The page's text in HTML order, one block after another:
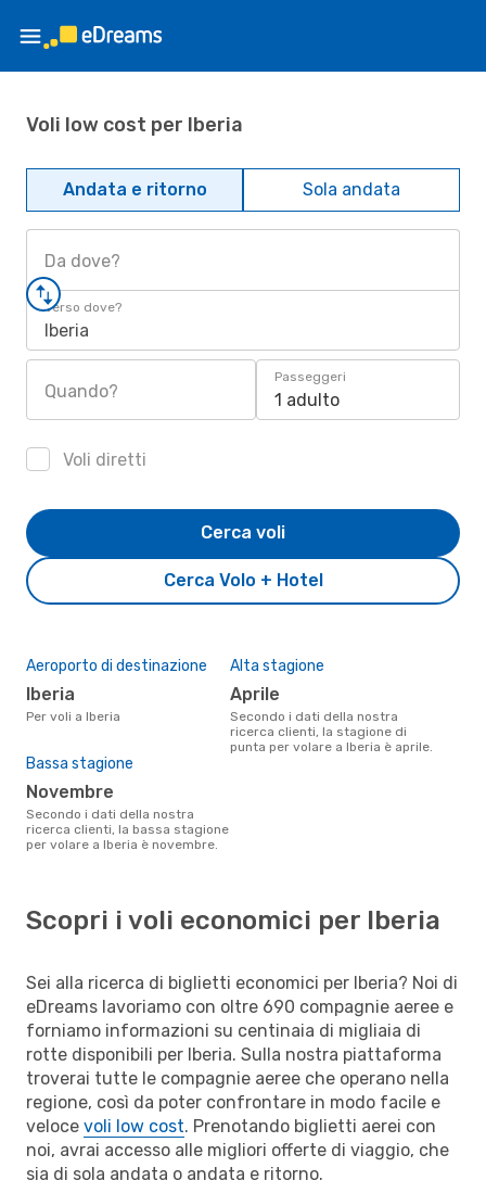
Voli low cost per Iberia
Andata e ritorno Sola andata
Da dove?
Verso dove?
Iberia
Quando?
Passeggeri
1 adulto
Voli diretti
Cerca Volo + Hotel
Cerca voli
Aeroporto di destinazione
Iberia
Per voli a Iberia
Alta stagione
aprile
Secondo i dati della nostra
ricerca clienti, la stagione di
punta per volare a Iberia è aprile.
Bassa stagione
novembre
Secondo i dati della nostra
ricerca clienti, la bassa stagione
per volare a Iberia è novembre.
Scopri i voli economici per Iberia
Sei alla ricerca di biglietti economici per Iberia? Noi di
eDreams lavoriamo con oltre 690 compagnie aeree e
forniamo informazioni su centinaia di migliaia di
rotte disponibili per Iberia. Sulla nostra piattaforma
troverai tutte le compagnie aeree che operano nella
regione, così da poter confrontare in modo facile e
veloce voli low cost. Prenotando biglietti aerei con
noi, avrai accesso alle migliori offerte di viaggio, che
sia di sola andata o andata e ritorno.